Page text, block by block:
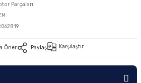
Parçaları
Öner Paylaş Karşılaştır